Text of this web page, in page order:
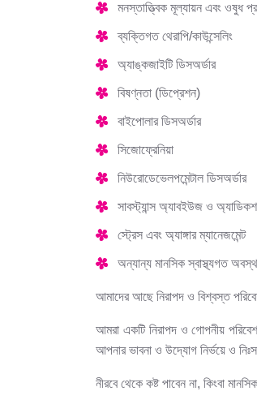
মনস্তাত্ত্বিক মূল্যায়ন এবং ওষুধ
ব্যক্তিগত থেরাপি/কাউন্সেলিং
অ্যাঙ্কজাইটি ডিসঅর্ডার
বিষণ্নতা (ডিপ্রেশন)
বাইপোলার ডিসঅর্ডার
সিজোফ্রেনিয়া
নিউরোডেভেলপমেন্টাল ডিসঅর্ডার
সাবস্ট্যান্স অ্যাবইউজ ও
স্ট্রেস এবং অ্যাঙ্গার ম্যানেজমেন্ট
অন্যান্য মানসিক স্বাস্থ্যগত
আমাদের আছে নিরাপদ ও বিশ্বস্ত
আমরা একটি নিরাপদ ও গোপনীয়
আপনার ভাবনা ও উদ্যোগ নির্ভয়ে ও
নীরবে থেকে কষ্ট পাবেন না, কিংবা